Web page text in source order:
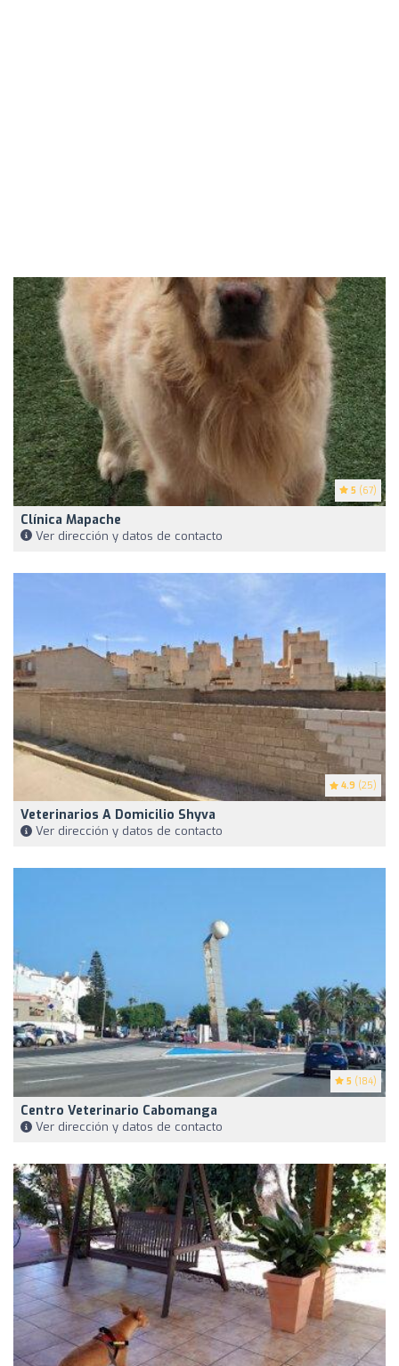
5 (67)
Clínica Mapache
Ver dirección y datos de contacto
4.9 (25)
Veterinarios A Domicilio Shyva
Ver dirección y datos de contacto
5 (184)
Centro Veterinario Cabomanga
Ver dirección y datos de contacto